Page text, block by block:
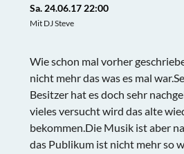
Sa. 24.06.17 22:00
Mit DJ Steve
Wie schon mal vorher
nicht mehr das was es mal
Besitzer hat es doch sehr
vieles versucht wird das alte
bekommen.Die Musik ist aber
das Publikum ist nicht mehr so